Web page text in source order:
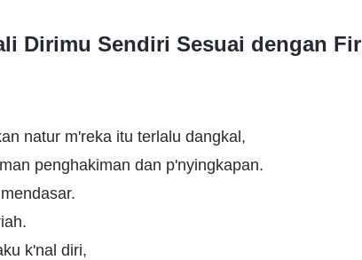
Dirimu Sendiri Sesuai dengan
natur m'reka itu terlalu dangkal,
penghakiman dan p'nyingkapan.
k'nal diri,